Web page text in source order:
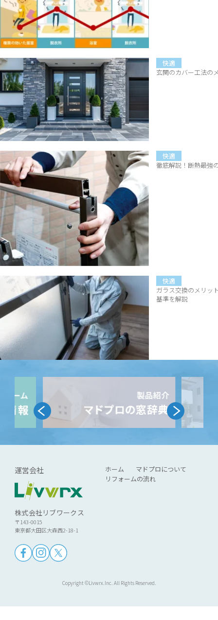
玄関のカバー工法の
快適
徹底解説！断熱最強
快適
ガラス交換のメリッ
基準を解説
快適
運営会社
株式会社リブワークス
〒143-0015
東京都大田区大森西2-18-1
ホーム
マドプロについて
リフォームの流れ
Copyright ©Livwrx.Inc. All Rights Reserved.